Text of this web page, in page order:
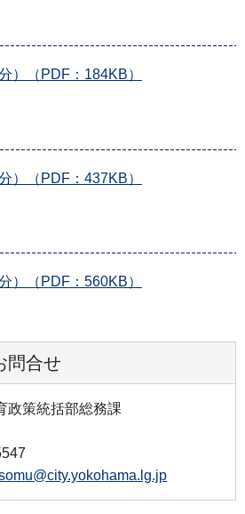
）（PDF：184KB）
）（PDF：437KB）
）（PDF：560KB）
問合せ
政策統括部総務課